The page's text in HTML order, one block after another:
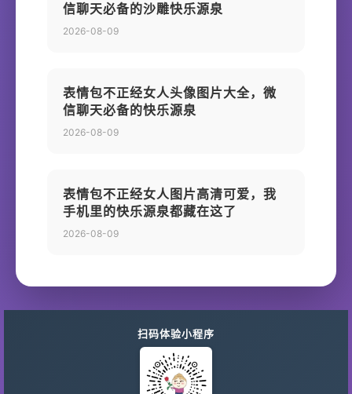
信聊天必备的沙雕快乐源泉
2026-08-09
表情包不正经女人头像图片大全，微
信聊天必备的快乐源泉
2026-08-09
表情包不正经女人图片高清可爱，我
手机里的快乐源泉都藏在这了
2026-08-09
扫码体验小程序